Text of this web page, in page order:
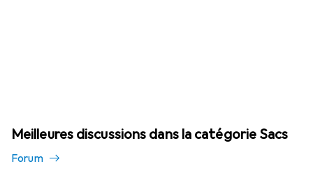
Meilleures discussions dans la catégorie Sacs
Forum